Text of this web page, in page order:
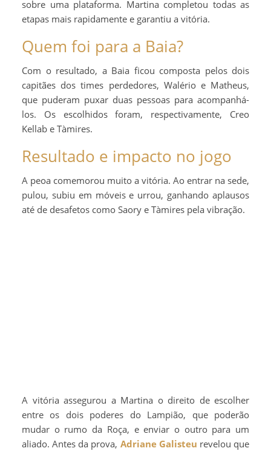
sobre uma plataforma. Martina completou todas as
etapas mais rapidamente e garantiu a vitória.
Quem foi para a Baia?
Com o resultado, a Baia ficou composta pelos dois
capitães dos times perdedores, Walério e Matheus,
que puderam puxar duas pessoas para acompanhá-
los. Os escolhidos foram, respectivamente, Creo
Kellab e Tàmires.
Resultado e impacto no jogo
A peoa comemorou muito a vitória. Ao entrar na sede,
pulou, subiu em móveis e urrou, ganhando aplausos
até de desafetos como Saory e Tàmires pela vibração.
A vitória assegurou a Martina o direito de escolher
entre os dois poderes do Lampião, que poderão
mudar o rumo da Roça, e enviar o outro para um
aliado. Antes da prova, Adriane Galisteu revelou que